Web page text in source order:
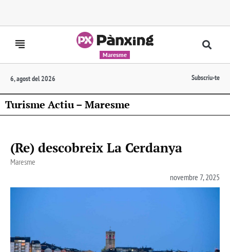
Maresme
6, agost del 2026 Subscriu-te
Turisme Actiu – Maresme
(Re) descobreix La Cerdanya
Maresme
novembre 7, 2025